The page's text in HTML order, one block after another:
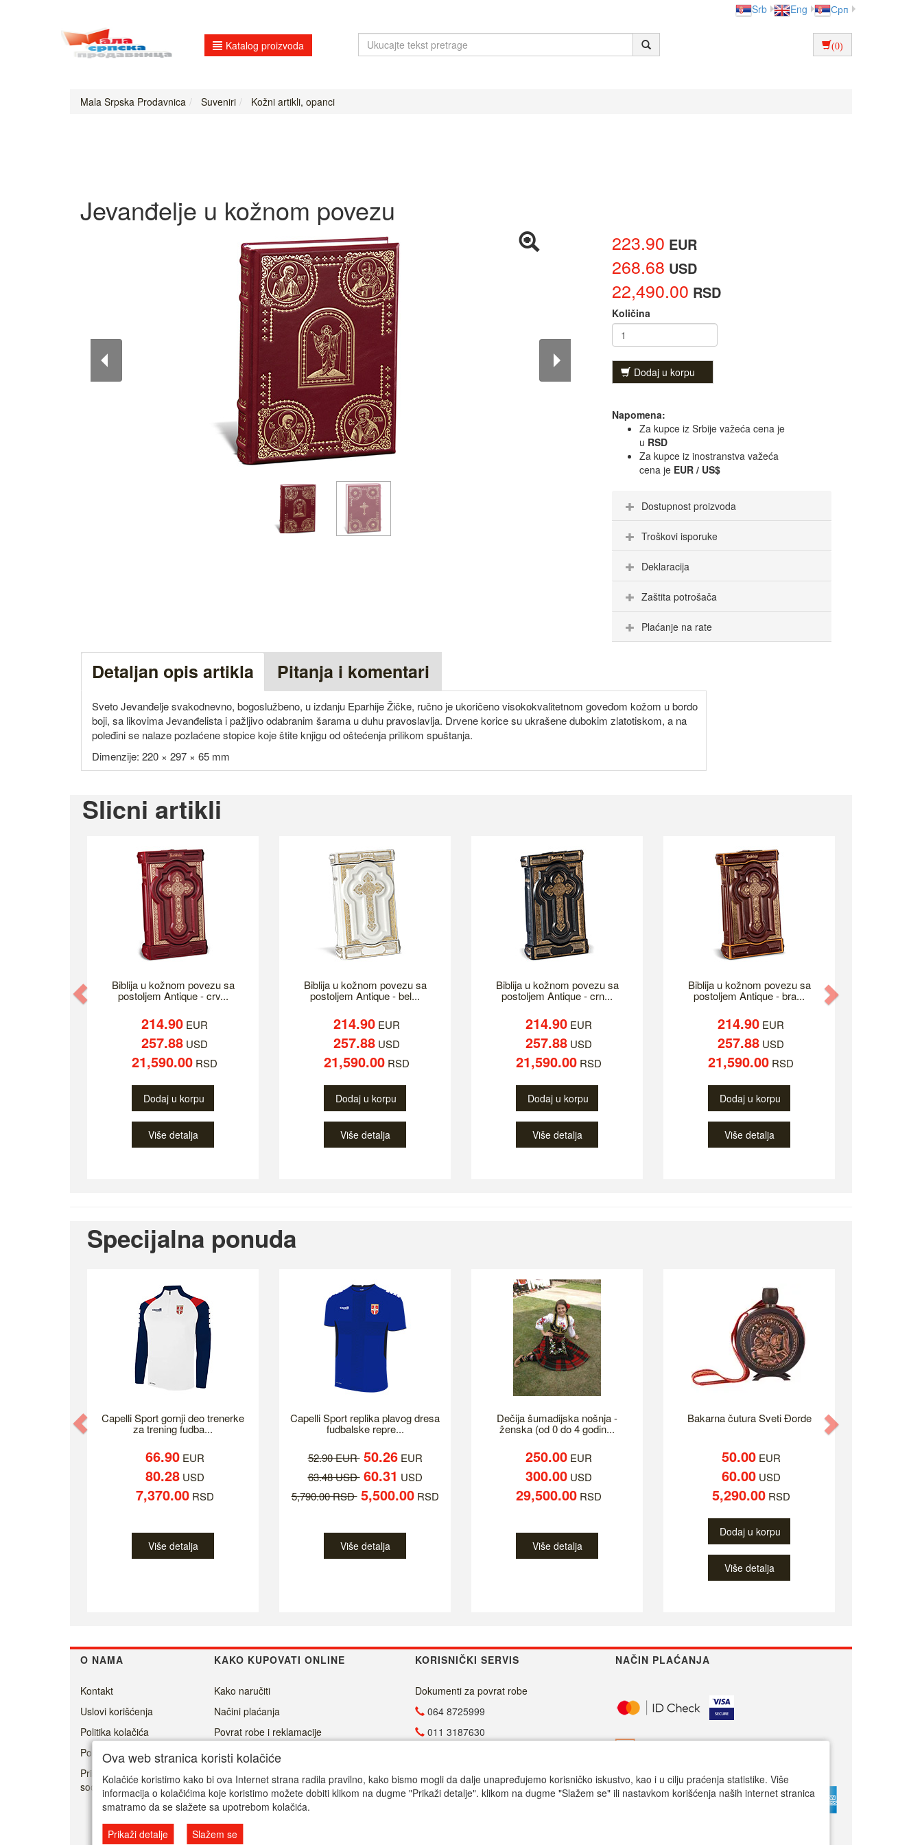
Srb Eng Срп
Katalog proizvoda (0)
Mala Srpska Prodavnica Suveniri Kožni artikli, opanci
Jevanđelje u kožnom povezu
223.90 EUR
268.68 USD
22,490.00 RSD
Količina
Dodaj u korpu
Napomena:
Za kupce iz Srbije važeća cena je
u RSD
Za kupce iz inostranstva važeća
cena je EUR / US$
Dostupnost proizvoda
Troškovi isporuke
Deklaracija
Zaštita potrošača
Plaćanje na rate
Detaljan opis artikla Pitanja i komentari
Sveto Jevanđelje svakodnevno, bogoslužbeno, u izdanju Eparhije Žičke, ručno je ukoričeno visokokvalitetnom goveđom kožom u bordo
boji, sa likovima Jevanđelista i pažljivo odabranim šarama u duhu pravoslavlja. Drvene korice su ukrašene dubokim zlatotiskom, a na
poleđini se nalaze pozlaćene stopice koje štite knjigu od oštećenja prilikom spuštanja.
Dimenzije: 220 × 297 × 65 mm
Slicni artikli
Biblija u kožnom povezu sa
postoljem Antique - crv...
214.90 EUR
257.88 USD
21,590.00 RSD
Dodaj u korpu
Više detalja
Biblija u kožnom povezu sa
postoljem Antique - bel...
214.90 EUR
257.88 USD
21,590.00 RSD
Dodaj u korpu
Više detalja
Biblija u kožnom povezu sa
postoljem Antique - crn...
214.90 EUR
257.88 USD
21,590.00 RSD
Dodaj u korpu
Više detalja
Biblija u kožnom povezu sa
postoljem Antique - bra...
214.90 EUR
257.88 USD
21,590.00 RSD
Dodaj u korpu
Više detalja
Previous
Specijalna ponuda
Capelli Sport gornji deo trenerke
za trening fudba...
66.90EUR
80.28USD
7,370.00RSD
Više detalja
Capelli Sport replika plavog dresa
fudbalske repre...
52.90 EUR 50.26EUR
63.48 USD 60.31 USD
5,790.00 RSD 5,500.00RSD
Više detalja
Dečija šumadijska nošnja -
ženska (od 0 do 4 godin...
250.00 EUR
300.00 USD
29,500.00 RSD
Više detalja
Bakarna čutura Sveti Đorde
50.00EUR
60.00USD
5,290.00RSD
Dodaj u korpu
Više detalja
Previous
O NAMA KAKO KUPOVATI ONLINE KORISNIČKI SERVIS NAČIN PLAĆANJA
Kontakt
Uslovi korišćenja
Politika kolačića
Politika privatnosti
Prisoner's Dilemma -
social game
Kako naručiti
Načini plaćanja
Povrat robe i reklamacije
Isporuka
Dokumenti za povrat robe
064 8725999
011 3187630
info@malasrpskaprodavnica.com
Radno vreme
Ova web stranica koristi kolačiće
Kolačiće koristimo kako bi ova Internet strana radila pravilno, kako bismo mogli da dalje unapređujemo korisničko iskustvo, kao i u cilju praćenja statistike. Više
informacija o kolačićima koje koristimo možete dobiti klikom na dugme "Prikaži detalje". klikom na dugme "Slažem se" ili nastavkom korišćenja naših internet stranica
smatramo da se slažete sa upotrebom kolačića.
Prikaži detalje
Slažem se